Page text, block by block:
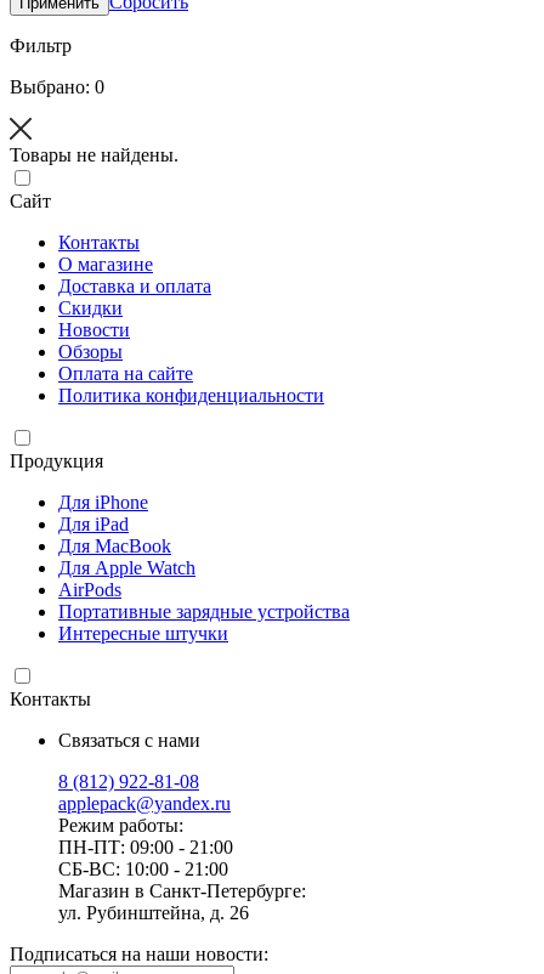
Фильтр
Выбрано: 0
Товары не найдены.
Сайт
Контакты
О магазине
Доставка и оплата
Скидки
Новости
Обзоры
Оплата на сайте
Политика конфиденциальности
Продукция
Для iPhone
Для iPad
Для MacBook
Для Apple Watch
AirPods
Портативные зарядные устройства
Интересные штучки
Контакты
Связаться с нами
8 (812) 922-81-08
applepack@yandex.ru
Режим работы:
ПН-ПТ: 09:00 - 21:00
СБ-ВС: 10:00 - 21:00
Магазин в Санкт-Петербурге:
ул. Рубинштейна, д. 26
Подписаться на наши новости: